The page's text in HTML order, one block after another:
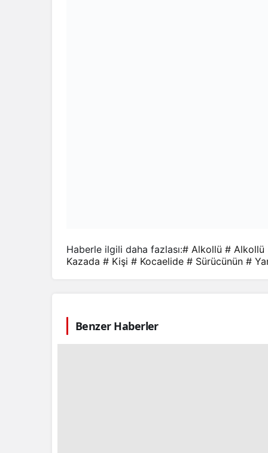
Haberle ilgili daha fazlası:# Alkollü # Alkollü
Kazada # Kişi # Kocaelide # Sürücünün #
Benzer Haberler